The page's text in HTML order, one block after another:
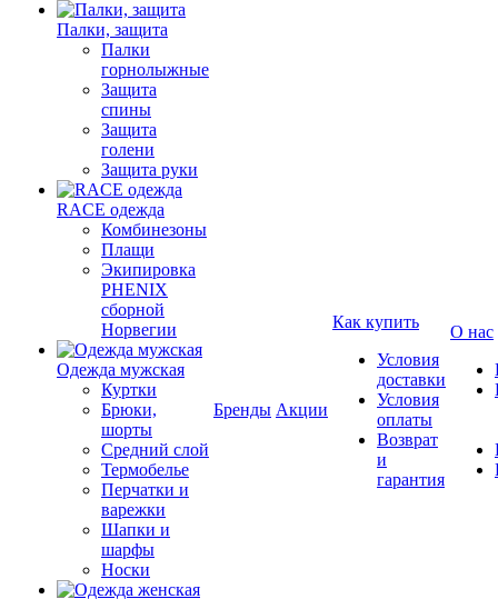
Палки, защита
Палки
горнолыжные
Защита
спины
Защита
голени
Защита руки
RACE одежда
Комбинезоны
Плащи
Экипировка
PHENIX
сборной
Норвегии
Одежда мужская
Куртки
Брюки,
шорты
Средний слой
Термобелье
Перчатки и
варежки
Шапки и
шарфы
Носки
Бренды Акции
Как купить
Условия
доставки
Условия
оплаты
Возврат
и
гарантия
О нас